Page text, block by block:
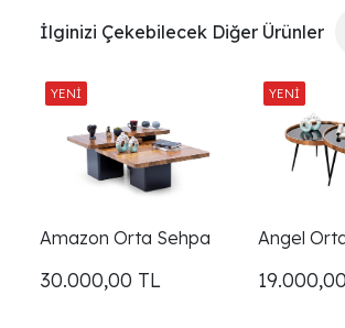
İlginizi Çekebilecek Diğer Ürünler
Amazon Orta Sehpa
30.000,00 TL
Angel
19.000,00